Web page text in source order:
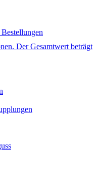
Bestellungen
Der Gesamtwert beträgt